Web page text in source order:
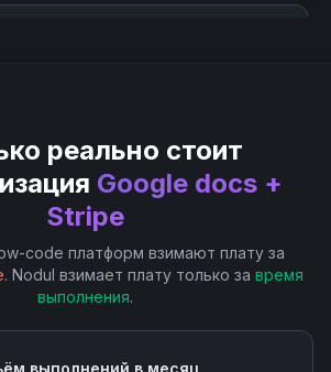
Line Item
реально стоит
Google docs +
Stripe
code платформ взимают плату за
. Nodul взимает плату только за время
выполнения.
выполнений в месяц